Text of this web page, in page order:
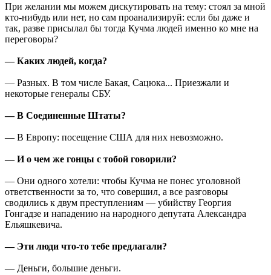
При желании мы можем дискутировать на тему: стоял за мной
кто-нибудь или нет, но сам проанализируй: если бы даже и
так, разве присылал бы тогда Кучма людей именно ко мне на
переговоры?
— Каких людей, когда?
— Разных. В том числе Бакая, Сацюка... Приезжали и
некоторые генералы СБУ.
— В Соединенные Штаты?
— В Европу: посещение США для них невозможно.
— И о чем же гонцы с тобой говорили?
— Они одного хотели: чтобы Кучма не понес уголовной
ответственности за то, что совершил, а все разговоры
сводились к двум преступлениям — убийству Георгия
Гонгадзе и нападению на народного депутата Александра
Ельяшкевича.
— Эти люди что-то тебе предлагали?
— Деньги, большие деньги.